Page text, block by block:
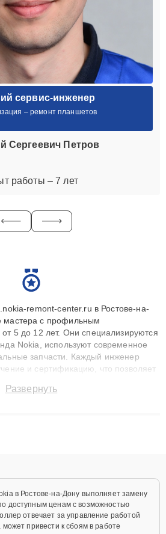
сервис-инженер
– ремонт планшетов
Сергеевич Петров
работы – 7 лет
remont-center.ru в Ростове-на-
мастера с профильным
5 до 12 лет. Они специализируются
Nokia, используют современное
запчасти. Каждый инженер
и сертификацию, что позволяет
до 3 лет. Наши мастера
Развернуть
в Ростове-на-Дону выполняет замену
доступным ценам с возможностью
отвечает за управление работой
привести к сбоям в работе